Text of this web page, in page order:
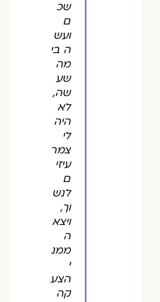
שכ
ם
ועש
ה בי
מה
שע
שה,
לא
היה
לי
צמר
עיזי
ם
לנש
וך,
ויצא
ה
ממנ
הצע
קה